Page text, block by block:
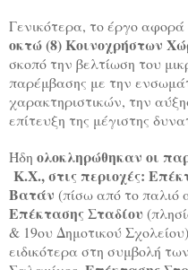
Γενικότερα, το έργο αφορά
οκτώ (8) Κοινοχρήστων
σκοπό την βελτίωση του
παρέμβασης με την
χαρακτηριστικών, την
επίτευξη της μέγιστης
Ήδη ολοκληρώθηκαν οι
Κ.Χ.,στις περιοχές:
Βατάν (πίσω από το παλιό
Επέκτασης Σταδίου
& 19ου Δημοτικού
ειδικότερα στη συμβολή